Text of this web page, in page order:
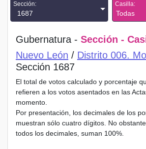
Sección:
1687
Casilla:
Todas
Gubernatura - Sección -
Nuevo León / Distrito 006.
Sección 1687
El total de votos calculado y porcentaje
refieren a los votos asentados en las
momento.
Por presentación, los decimales de los
muestran sólo cuatro dígitos. No
todos los decimales, suman 100%.